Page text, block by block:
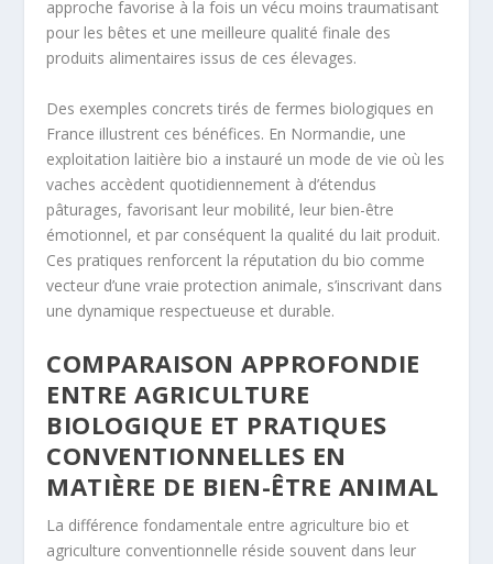
approche favorise à la fois un vécu moins traumatisant
pour les bêtes et une meilleure qualité finale des
produits alimentaires issus de ces élevages.
Des exemples concrets tirés de fermes biologiques en
France illustrent ces bénéfices. En Normandie, une
exploitation laitière bio a instauré un mode de vie où les
vaches accèdent quotidiennement à d’étendus
pâturages, favorisant leur mobilité, leur bien-être
émotionnel, et par conséquent la qualité du lait produit.
Ces pratiques renforcent la réputation du bio comme
vecteur d’une vraie protection animale, s’inscrivant dans
une dynamique respectueuse et durable.
COMPARAISON APPROFONDIE
ENTRE AGRICULTURE
BIOLOGIQUE ET PRATIQUES
CONVENTIONNELLES EN
MATIÈRE DE BIEN-ÊTRE ANIMAL
La différence fondamentale entre agriculture bio et
agriculture conventionnelle réside souvent dans leur